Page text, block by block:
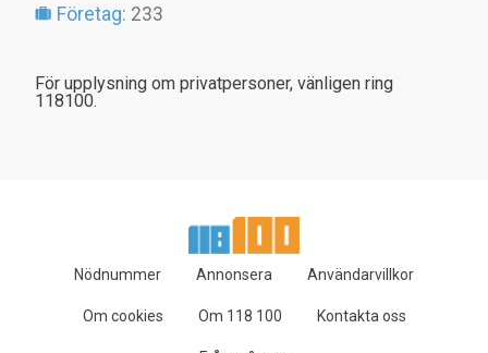
Företag: 233
För upplysning om privatpersoner, vänligen ring
118100.
Nödnummer Annonsera Användarvillkor
Om cookies Om 118 100 Kontakta oss